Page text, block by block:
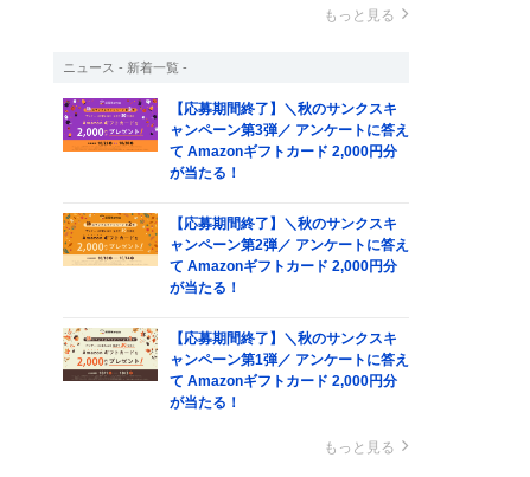
もっと見る
ニュース - 新着一覧 -
【応募期間終了】＼秋のサンクスキ
ャンペーン第3弾／ アンケートに答え
て Amazonギフトカード 2,000円分
が当たる！
【応募期間終了】＼秋のサンクスキ
ャンペーン第2弾／ アンケートに答え
て Amazonギフトカード 2,000円分
が当たる！
【応募期間終了】＼秋のサンクスキ
ャンペーン第1弾／ アンケートに答え
て Amazonギフトカード 2,000円分
が当たる！
もっと見る